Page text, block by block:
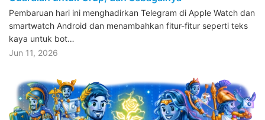
Pembaruan hari ini menghadirkan Telegram di Apple Watch dan
smartwatch Android dan menambahkan fitur-fitur seperti teks
kaya untuk bot…
Jun 11, 2026